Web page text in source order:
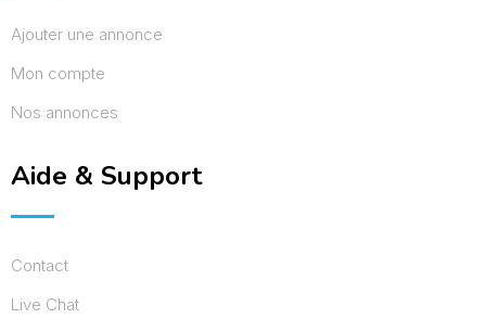
Ajouter une annonce
Mon compte
Nos annonces
Aide & Support
Contact
Live Chat